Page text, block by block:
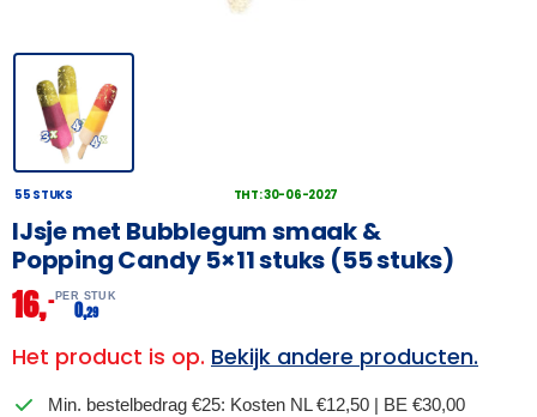
55 STUKS THT: 30-06-2027
IJsje met Bubblegum smaak &
Popping Candy 5×11 stuks (55 stuks)
16,– PER STUK
0,29
Het product is op. Bekijk andere producten.
Min. bestelbedrag €25: Kosten NL €12,50 | BE €30,00